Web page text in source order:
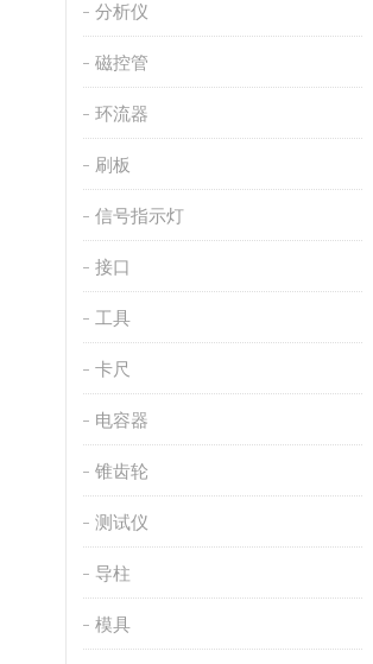
分析仪
磁控管
环流器
刷板
信号指示灯
接口
工具
卡尺
电容器
锥齿轮
测试仪
导柱
模具